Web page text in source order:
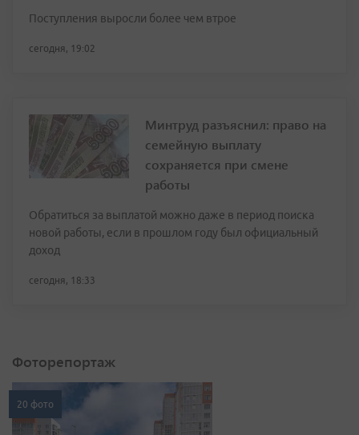
Поступления выросли более чем втрое
сегодня, 19:02
Минтруд разъяснил: право на
семейную выплату
сохраняется при смене
работы
Обратиться за выплатой можно даже в период поиска
новой работы, если в прошлом году был официальный
доход
сегодня, 18:33
Фоторепортаж
20 фото